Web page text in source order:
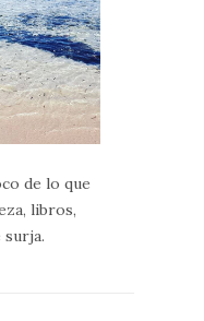
de lo que
libros,
surja.